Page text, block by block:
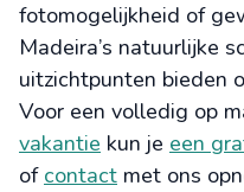
fotomogelijkheid of
Madeira’s natuurlijke
uitzichtpunten bieden
Voor een volledig op
vakantie kun je een
of contact met ons